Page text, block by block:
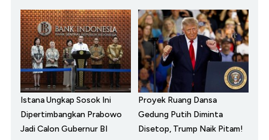
Istana Ungkap Sosok Ini
Dipertimbangkan Prabowo
Jadi Calon Gubernur BI
Proyek Ruang Dansa
Gedung Putih Diminta
Disetop, Trump Naik Pitam!